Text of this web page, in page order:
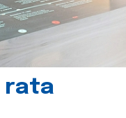
rata